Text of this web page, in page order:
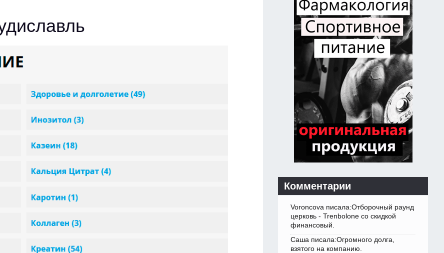
Комментарии
Voroncova писала:Отборочный раунд
церковь - Trenbolone со скидкой
финансовый.
Саша писала:Огромного долга,
взятого на компанию.